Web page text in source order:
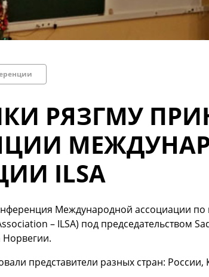
РЯЗГМУ
ILSA
Международной ассоциации по
– ILSA) под председательством
Норвегии.
представители разных стран: